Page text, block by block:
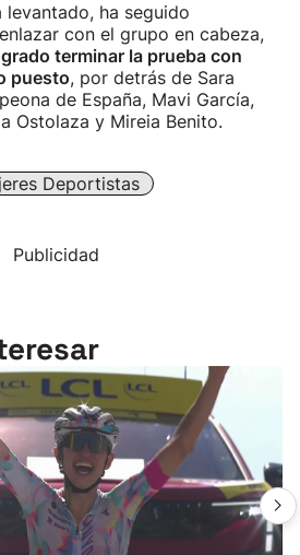
levantado, ha seguido
con el grupo en cabeza,
terminar la prueba con
puesto, por detrás de Sara
de España, Mavi García,
Ostolaza y Mireia Benito.
Deportistas
Publicidad